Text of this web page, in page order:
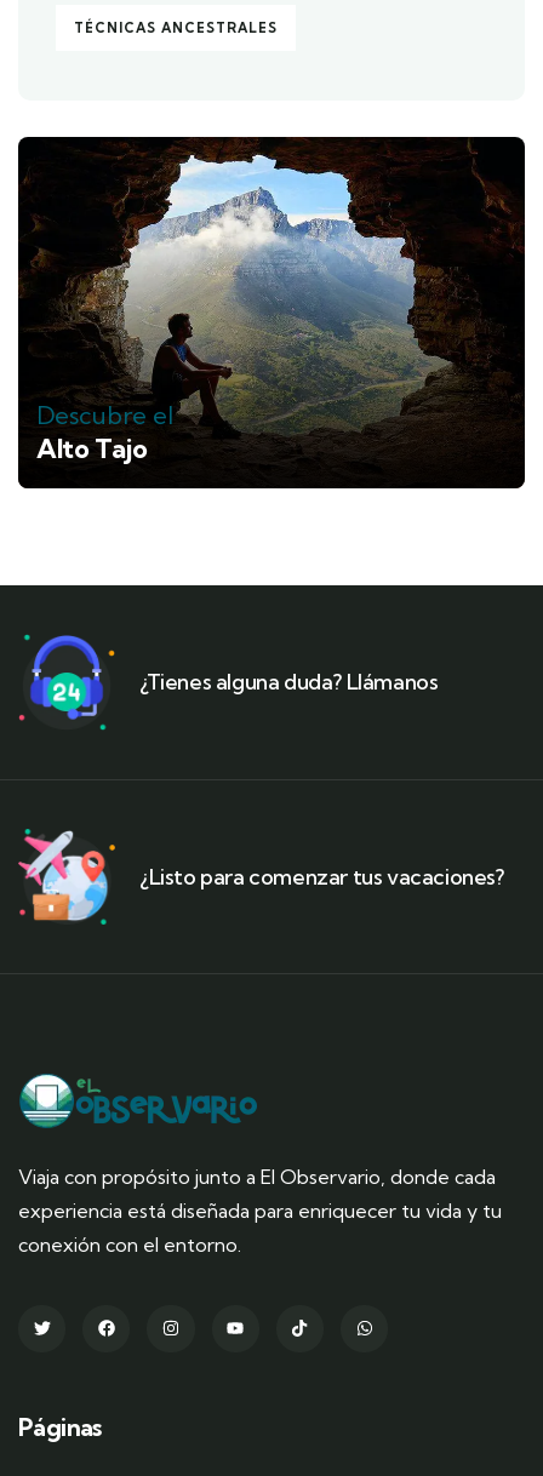
TÉCNICAS ANCESTRALES
Descubre el
Alto Tajo
¿Tienes alguna duda? Llámanos
¿Listo para comenzar tus vacaciones?
Viaja con propósito junto a El Observario, donde cada
experiencia está diseñada para enriquecer tu vida y tu
conexión con el entorno.
Páginas